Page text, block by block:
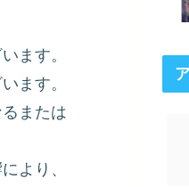
ます。
ます。
または
より、